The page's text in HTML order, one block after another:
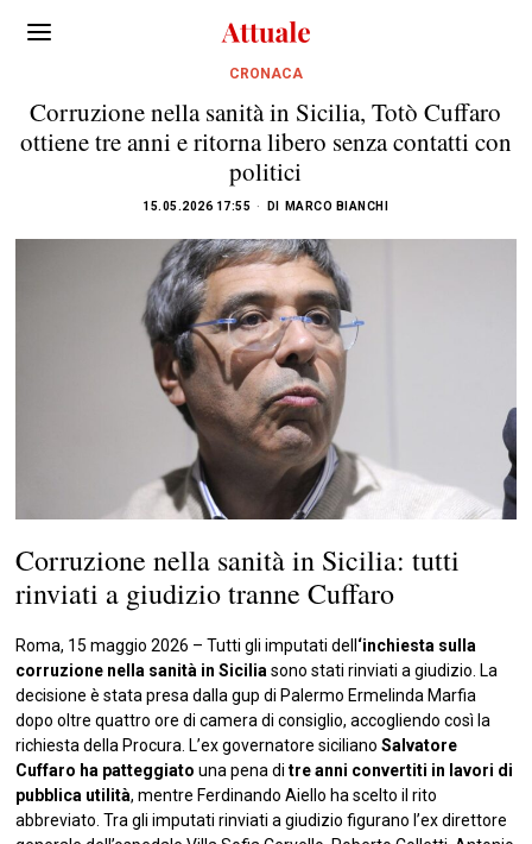
CRONACA
Corruzione nella sanità in Sicilia, Totò Cuffaro
ottiene tre anni e ritorna libero senza contatti con
politici
15.05.2026 17:55 DI MARCO BIANCHI
Corruzione nella sanità in Sicilia: tutti
rinviati a giudizio tranne Cuffaro
Roma, 15 maggio 2026 – Tutti gli imputati dell ‘inchiesta sulla
corruzione nella sanità in Siciliasono stati rinviati a giudizio. La
decisione è stata presa dalla gup di Palermo Ermelinda Marfia
dopo oltre quattro ore di camera di consiglio, accogliendo così la
richiesta della Procura. L’ex governatore sicilianoSalvatore
Cuffaro ha patteggiato una pena ditre anni convertiti in lavori di
pubblica utilità, mentre Ferdinando Aiello ha scelto il rito
abbreviato. Tra gli imputati rinviati a giudizio figurano l’ex direttore